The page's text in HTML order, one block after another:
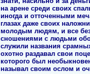
на арене среди своих
иногда и отточенными
глазах даже своих
молодым людям, и все без
сношениями с людьми
служили названия
охотно раздавал свои
которого был
называл своим ослом и